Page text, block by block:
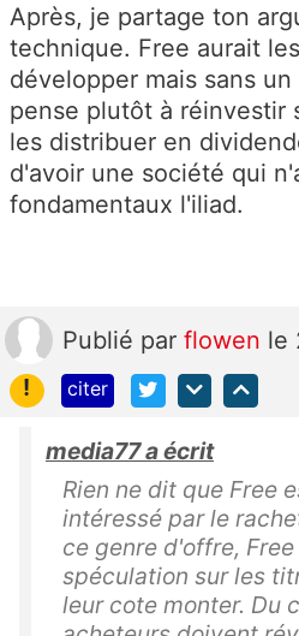
Après, je partage ton
technique. Free aurait
développer mais sans
pense plutôt à réinvestir
les distribuer en
d'avoir une société qui
fondamentaux l'iliad.
Publié par flowen le
!
citer
media77 a écrit
Rien ne dit que Free
intéressé par le
ce genre d'offre,
spéculation sur les
leur cote monter. Du